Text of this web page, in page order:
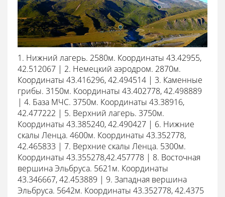
1. Нижний лагерь. 2580м. Координаты 43.42955,
42.512067 | 2. Немецкий аэродром. 2870м.
Координаты 43.416296, 42.494514 | 3. Каменные
грибы. 3150м. Координаты 43.402778, 42.498889
| 4. База МЧС. 3750м. Координаты 43.38916,
42.477222 | 5. Верхний лагерь. 3750м.
Координаты 43.385240, 42.490427 | 6. Нижние
скалы Ленца. 4600м. Координаты 43.352778,
42.465833 | 7. Верхние скалы Ленца. 5300м.
Координаты 43.355278,42.457778 | 8. Восточная
вершина Эльбруса. 5621м. Координаты
43.346667, 42.453889 | 9. Западная вершина
Эльбруса. 5642м. Координаты 43.352778, 42.4375